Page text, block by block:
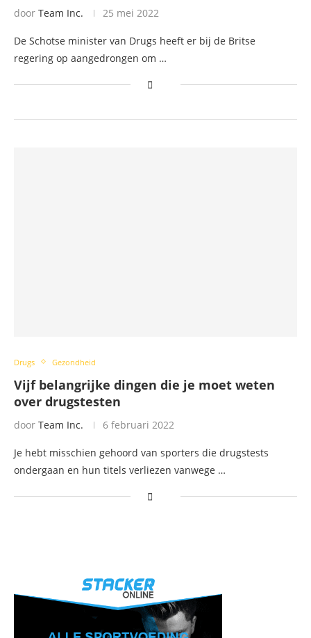
door Team Inc. 25 mei 2022
De Schotse minister van Drugs heeft er bij de Britse
regering op aangedrongen om …
Drugs Gezondheid
Vijf belangrijke dingen die je moet weten
over drugstesten
door Team Inc. 6 februari 2022
Je hebt misschien gehoord van sporters die drugstests
ondergaan en hun titels verliezen vanwege …